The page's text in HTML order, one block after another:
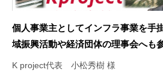
個人事業主としてインフラ事業を手
域振興活動や経済団体の理事会へも
料作成で参加してもらっています！
K project代表 小松秀樹 様